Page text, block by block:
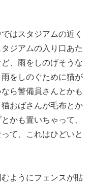
はスタジアムの近く
ジアムの入り口あた
、雨をしのげそうな
をしのぐために猫が
ら警備員さんとかも
おばさんが毛布とか
かも置いちゃって、
て、これはひどいと
ようにフェンスが貼